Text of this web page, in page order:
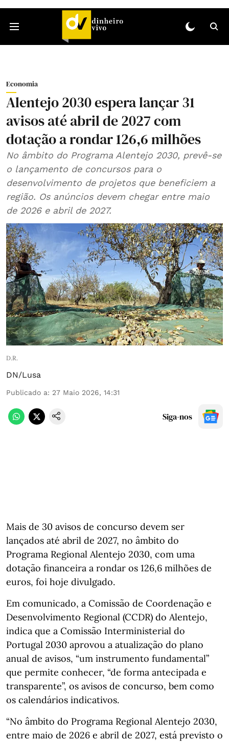
Economia
Alentejo 2030 espera lançar 31
avisos até abril de 2027 com
dotação a rondar 126,6 milhões
No âmbito do Programa Alentejo 2030, prevê-se
o lançamento de concursos para o
desenvolvimento de projetos que beneficiem a
região. Os anúncios devem chegar entre maio
de 2026 e abril de 2027.
D.R.
DN/Lusa
Publicado a: 27 Maio 2026, 14:31
Siga-nos
Mais de 30 avisos de concurso devem ser
lançados até abril de 2027, no âmbito do
Programa Regional Alentejo 2030, com uma
dotação financeira a rondar os 126,6 milhões de
euros, foi hoje divulgado.
Em comunicado, a Comissão de Coordenação e
Desenvolvimento Regional (CCDR) do Alentejo,
indica que a Comissão Interministerial do
Portugal 2030 aprovou a atualização do plano
anual de avisos, “um instrumento fundamental”
que permite conhecer, “de forma antecipada e
transparente”, os avisos de concurso, bem como
os calendários indicativos.
“No âmbito do Programa Regional Alentejo 2030,
entre maio de 2026 e abril de 2027, está previsto o